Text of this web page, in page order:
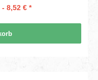
8,52 € *